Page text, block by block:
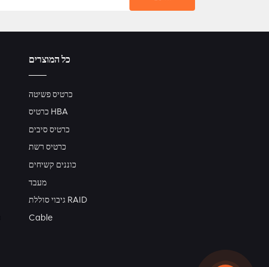
כל המוצרים
כרטיס פשיטה
כרטיס HBA
כרטיס סיבים
כרטיס רשת
כוננים קשיחים
מעבד
גיבוי סוללת RAID
Cable